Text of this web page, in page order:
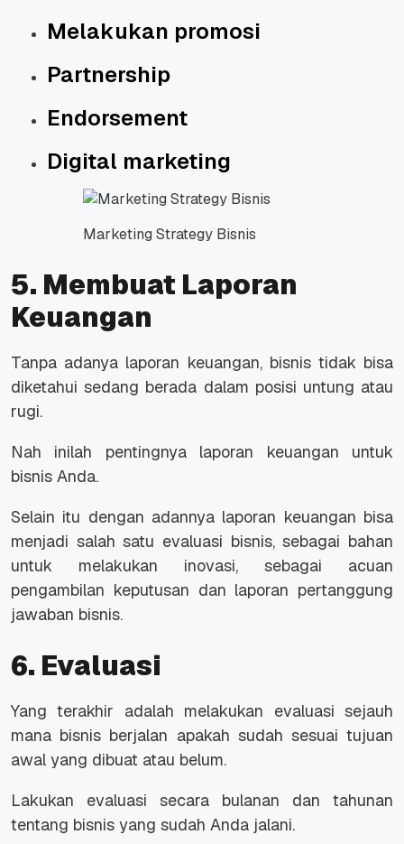
Melakukan promosi
Partnership
Endorsement
Digital marketing
Marketing Strategy Bisnis
5. Membuat Laporan
Keuangan
Tanpa adanya laporan keuangan, bisnis tidak bisa
diketahui sedang berada dalam posisi untung atau
rugi.
Nah inilah pentingnya laporan keuangan untuk
bisnis Anda.
Selain itu dengan adannya laporan keuangan bisa
menjadi salah satu evaluasi bisnis, sebagai bahan
untuk melakukan inovasi, sebagai acuan
pengambilan keputusan dan laporan pertanggung
jawaban bisnis.
6. Evaluasi
Yang terakhir adalah melakukan evaluasi sejauh
mana bisnis berjalan apakah sudah sesuai tujuan
awal yang dibuat atau belum.
Lakukan evaluasi secara bulanan dan tahunan
tentang bisnis yang sudah Anda jalani.